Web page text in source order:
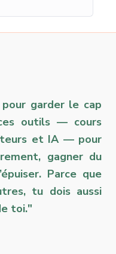
garder le cap
ces outils — cours
et IA — pour
gagner du
Parce que
tu dois aussi
toi."